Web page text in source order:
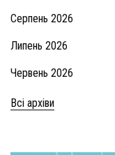
Серпень 2026
Липень 2026
Червень 2026
Всі архіви